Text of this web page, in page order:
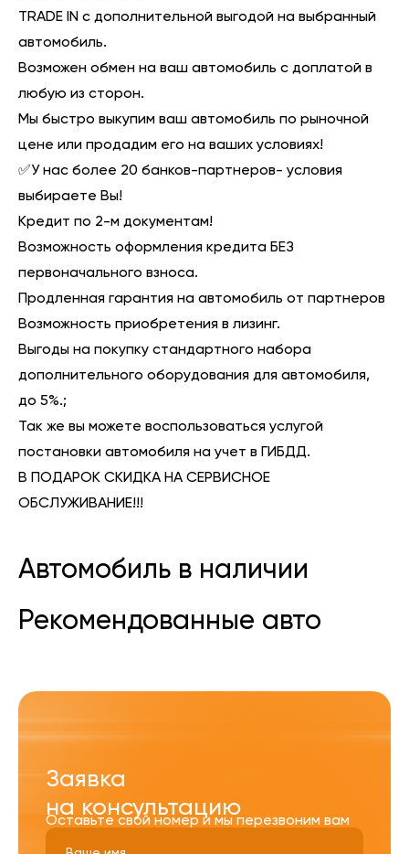
ТRАDЕ IN с дополнительной выгодой на выбранный
автомобиль.
Возможен обмен на ваш автомобиль с доплатой в
любую из сторон.
Мы быстро выкупим ваш автомобиль по рыночной
цене или продадим его на ваших условиях!
✅У нас более 20 банков-партнеров- условия
выбираете Вы!
Кредит по 2-м документам!
Возможность оформления кредита БЕЗ
первоначального взноса.
Продленная гарантия на автомобиль от партнеров
Возможность приобретения в лизинг.
Выгоды на покупку стандартного набора
дополнительного оборудования для автомобиля,
до 5%.;
Так же вы можете воспользоваться услугой
постановки автомобиля на учет в ГИБДД.
В ПОДАРОК СКИДКА НА СЕРВИСНОЕ
ОБСЛУЖИВАНИЕ!!!
Автомобиль в наличии
Рекомендованные авто
Заявка
на консультацию
Оставьте свой номер и мы перезвоним вам